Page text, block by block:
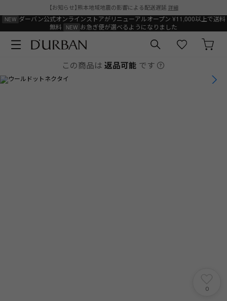
【お知らせ】熊本地域地震の影響による配送遅延 詳細
ダーバン公式オンラインストアがリニューアルオープン ¥11,000以上で送料
無料
お急ぎ便が選べるようになりました
この商品は 返品可能 です
1/5
0